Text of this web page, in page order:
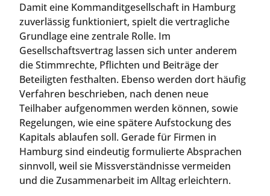
Damit eine Kommanditgesellschaft in Hamburg
zuverlässig funktioniert, spielt die vertragliche
Grundlage eine zentrale Rolle. Im
Gesellschaftsvertrag lassen sich unter anderem
die Stimmrechte, Pflichten und Beiträge der
Beteiligten festhalten. Ebenso werden dort häufig
Verfahren beschrieben, nach denen neue
Teilhaber aufgenommen werden können, sowie
Regelungen, wie eine spätere Aufstockung des
Kapitals ablaufen soll. Gerade für Firmen in
Hamburg sind eindeutig formulierte Absprachen
sinnvoll, weil sie Missverständnisse vermeiden
und die Zusammenarbeit im Alltag erleichtern.